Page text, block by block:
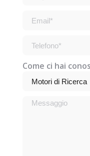
Come ci hai